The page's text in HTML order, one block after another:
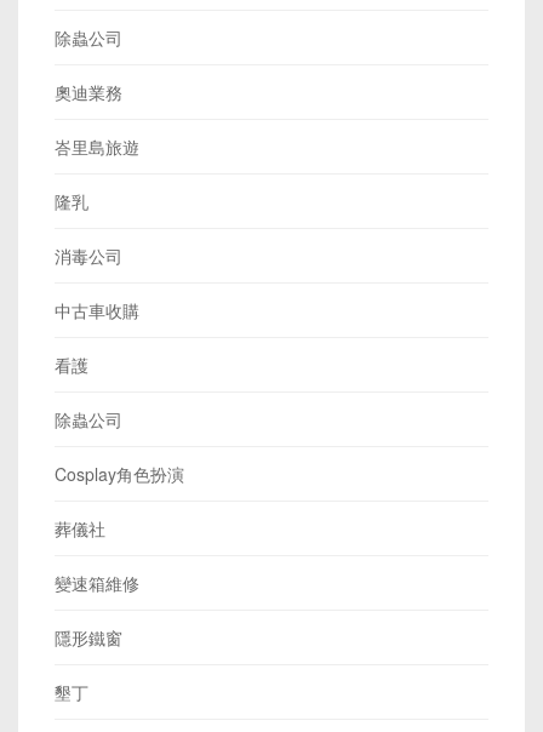
除蟲公司
奧迪業務
峇里島旅遊
隆乳
消毒公司
中古車收購
看護
除蟲公司
Cosplay角色扮演
葬儀社
變速箱維修
隱形鐵窗
墾丁